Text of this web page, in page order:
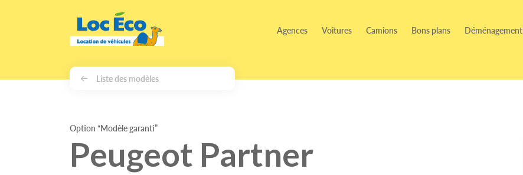
Agences Voitures Camions Bons plans Déménagement
Liste des modèles
Option “Modèle garanti”
Peugeot Partner